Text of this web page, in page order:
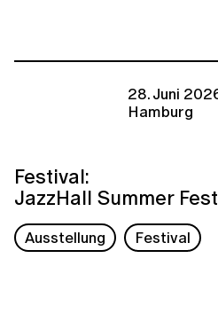
28. Juni
Hamburg
Festival:
JazzHall Summer
Ausstellung Festival